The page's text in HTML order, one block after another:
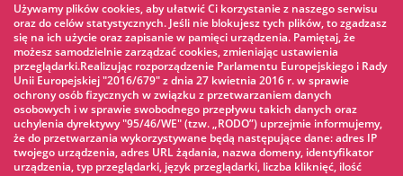
»
Warto zobaczyć
Веревочный парк »
Водный парк »
Ледовый каток »
Używamy plików cookies, aby ułatwić Ci korzystanie z naszego serwisu
oraz do celów statystycznych. Jeśli nie blokujesz tych plików, to zgadzasz
się na ich użycie oraz zapisanie w pamięci urządzenia. Pamiętaj, że
możesz samodzielnie zarządzać cookies, zmieniając ustawienia
przeglądarki.Realizując rozporządzenie Parlamentu Europejskiego i Rady
Unii Europejskiej "2016/679" z dnia 27 kwietnia 2016 r. w sprawie
ochrony osób fizycznych w związku z przetwarzaniem danych
osobowych i w sprawie swobodnego przepływu takich danych oraz
uchylenia dyrektywy "95/46/WE" (tzw. „RODO”) uprzejmie informujemy,
że do przetwarzania wykorzystywane będą następujące dane: adres IP
twojego urządzenia, adres URL żądania, nazwa domeny, identyfikator
urządzenia, typ przeglądarki, język przeglądarki, liczba kliknięć, ilość